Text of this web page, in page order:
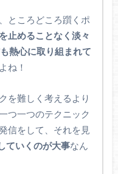
ところどころ躓くポ
止めることなく淡々
熱心に取り組まれて
ね！
を難しく考えるより
つ一つのテクニック
信をして、それを見
ていくのが大事なん